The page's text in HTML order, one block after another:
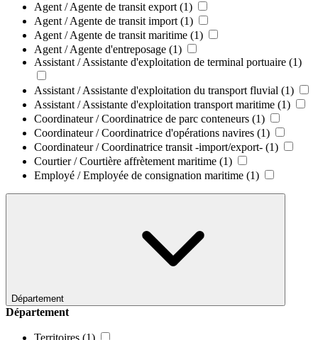
Agent / Agente de transit export (1)
Agent / Agente de transit import (1)
Agent / Agente de transit maritime (1)
Agent / Agente d'entreposage (1)
Assistant / Assistante d'exploitation de terminal portuaire (1)
Assistant / Assistante d'exploitation du transport fluvial (1)
Assistant / Assistante d'exploitation transport maritime (1)
Coordinateur / Coordinatrice de parc conteneurs (1)
Coordinateur / Coordinatrice d'opérations navires (1)
Coordinateur / Coordinatrice transit -import/export- (1)
Courtier / Courtière affrètement maritime (1)
Employé / Employée de consignation maritime (1)
Département
Département